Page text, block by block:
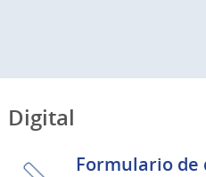
Digital
Formulario de